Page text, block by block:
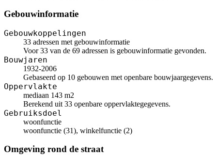
Gebouwinformatie
Gebouwkoppelingen
33 adressen met gebouwinformatie
Voor 33 van de 69 adressen is gebouwinformatie gevonden.
Bouwjaren
1932-2006
Gebaseerd op 10 gebouwen met openbare bouwjaargegevens.
Oppervlakte
mediaan 143 m2
Berekend uit 33 openbare oppervlaktegegevens.
Gebruiksdoel
woonfunctie
woonfunctie (31), winkelfunctie (2)
Omgeving rond de straat